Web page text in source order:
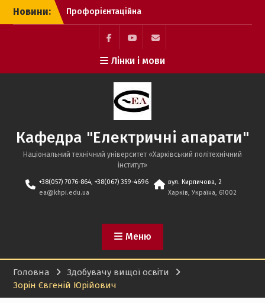
Перейти
Новини:
Профорієнтаційна
зустріч з учнями КЗ
“Харківський ліцей №
Захист кваліфікаційних
робіт магістрів на
апарати” (травень 2026)
Захист бакалаврських
робіт на кафедрі
“Електричні апарати”
(червень 2026)
facebookyoutubemailto:ea@khpi.edu.ua
Лінки і мови
Кафедра "Електричні апарати"
Національний технічний університет «Харківський політехнічний
iнститут»
+38(057) 7076-864, +38(067) 359-4696
ea@khpi.edu.ua
вул. Кирпичова, 2
Харків, Україна, 61002
Меню
Головна
Здобувачу вищої освіти
Зорін Євгеній Юрійович